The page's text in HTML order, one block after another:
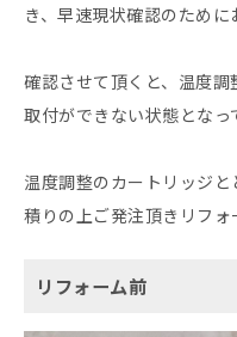
き、早速現状確認のために
確認させて頂くと、温度
取付ができない状態となっ
温度調整のカートリッジ
積りの上ご発注頂きリフォ
リフォーム前